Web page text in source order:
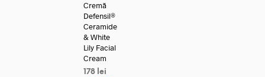
Cremă
Defensil®
Ceramide
& White
Lily Facial
Cream
178 lei